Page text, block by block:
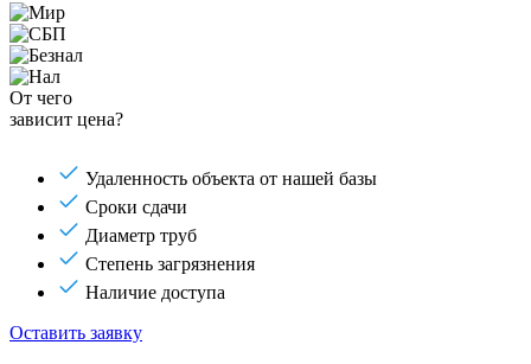
От чего
зависит цена?
Удаленность объекта от нашей базы
Сроки сдачи
Диаметр труб
Степень загрязнения
Наличие доступа
Оставить заявку